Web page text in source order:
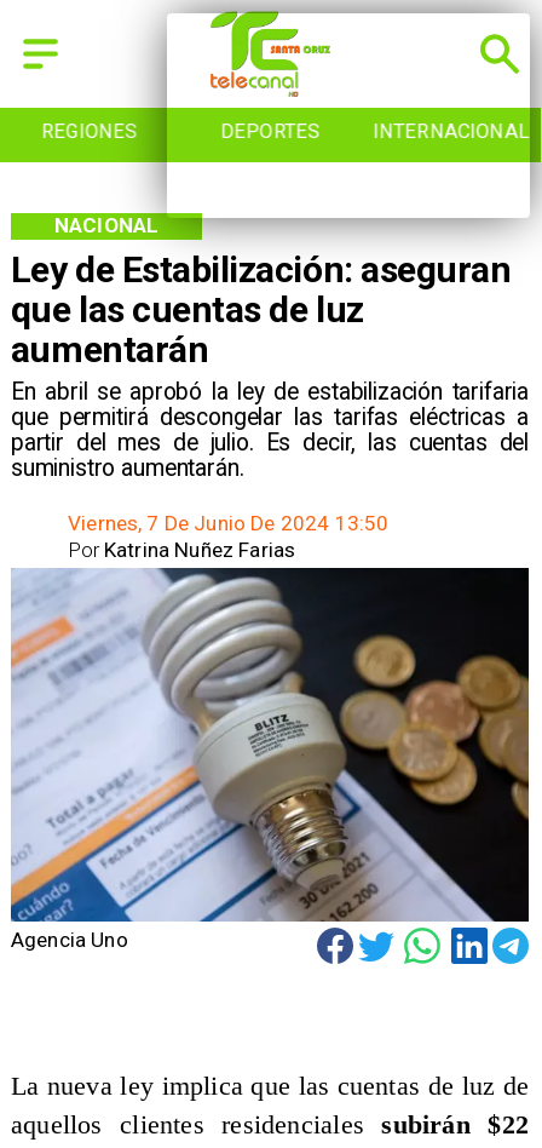
REGIONES DEPORTES INTERNACIONAL
Ley de Estabilización: aseguran
que las cuentas de luz
aumentarán
En abril se aprobó la ley de estabilización tarifaria
que permitirá descongelar las tarifas eléctricas a
partir del mes de julio. Es decir, las cuentas del
suministro aumentarán.
NACIONAL
Viernes, 7 De Junio De 2024 13:50
Katrina Nuñez Farias
Por
Agencia Uno
La nueva ley implica que las cuentas de luz de
aquellos clientes residenciales subirán $22